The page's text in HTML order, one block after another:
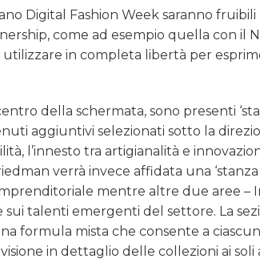
Digital Fashion Week saranno
come ad esempio quella con il
in completa libertà per
della schermata, sono presenti
aggiuntivi selezionati sotto la
l’innesto tra artigianalità e
verrà invece affidata una
mentre altre due aree
talenti emergenti del settore. La
formula mista che consente a
in dettaglio delle collezioni ai soli